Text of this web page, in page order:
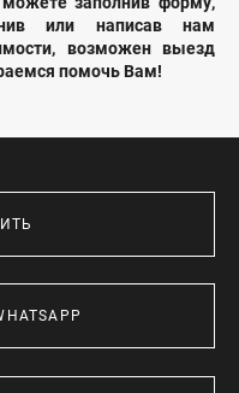
или написав нам
возможен выезд
помочь Вам!